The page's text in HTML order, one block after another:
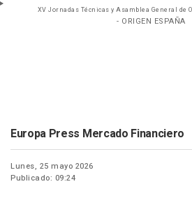
XV Jornadas Técnicas y Asamblea General de
- ORIGEN ESPAÑA
Europa Press Mercado Financiero
Lunes, 25 mayo 2026
Publicado: 09:24